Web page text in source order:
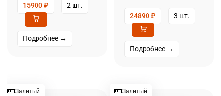
15900₽ 2 шт.
Подробнее →
24890₽ 3 шт.
Подробнее →
Залитый Залитый